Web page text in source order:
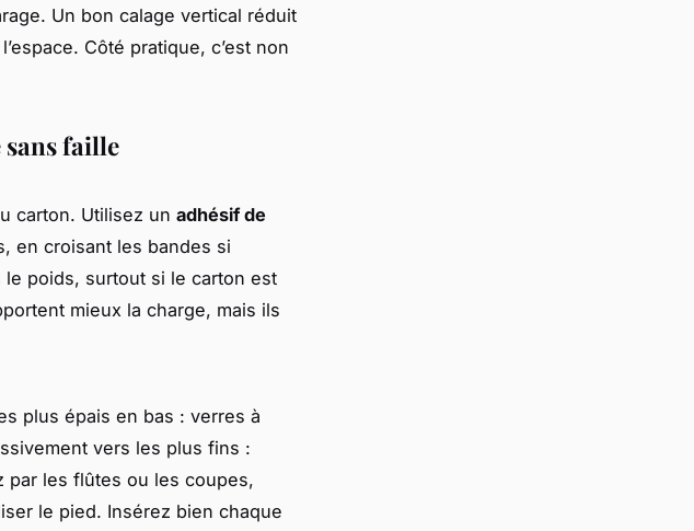
Un bon calage vertical réduit
Côté pratique, c’est non
sans faille
carton. Utilisez un adhésif de
en croisant les bandes si
poids, surtout si le carton est
mieux la charge, mais ils
plus épais en bas : verres à
vers les plus fins :
par les flûtes ou les coupes,
le pied. Insérez bien chaque